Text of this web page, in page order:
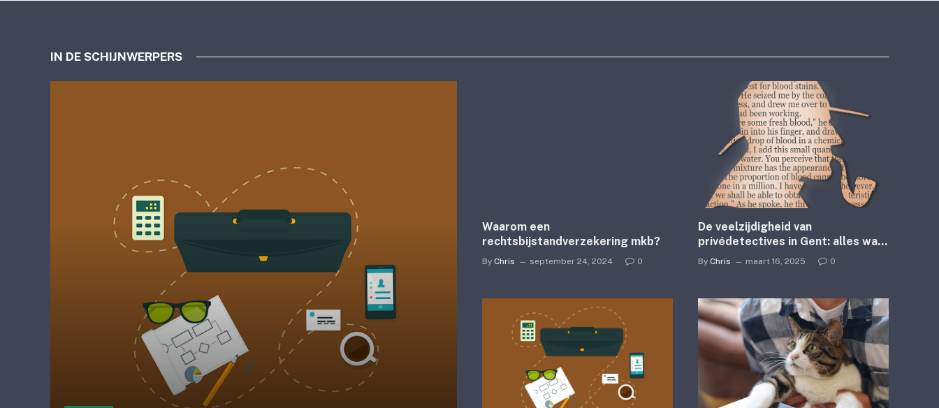
IN DE SCHIJNWERPERS
Waarom een
rechtsbijstandverzekering mkb?
By Chris september 24, 2024 0
De veelzijdigheid van
privédetectives in Gent: alles wat
je moet weten
By Chris maart 16, 2025 0